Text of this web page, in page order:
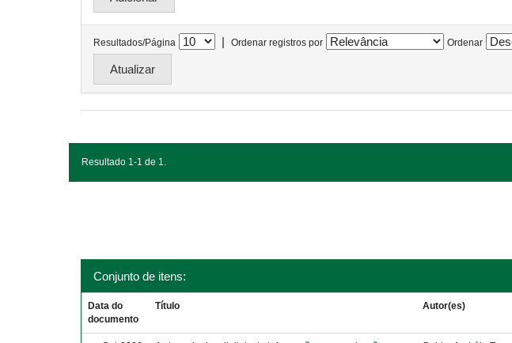
Resultados/Página | Ordenar registros por Ordenar
Resultado 1-1 de 1.
Conjunto de itens:
Data do
documento
Título Autor(es)